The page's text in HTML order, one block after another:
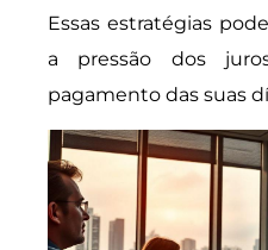
Essas estratégias
a pressão dos
pagamento das suas